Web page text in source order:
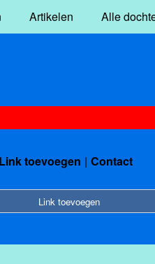
Artikelen Alle
Link toevoegen Contact
Link toevoegen